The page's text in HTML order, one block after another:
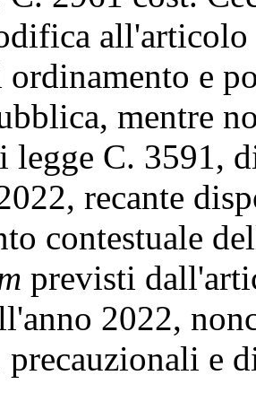
ordinamento e
mentre
legge C. 3591,
recante
contestuale
previsti
2022,
precauzionali e